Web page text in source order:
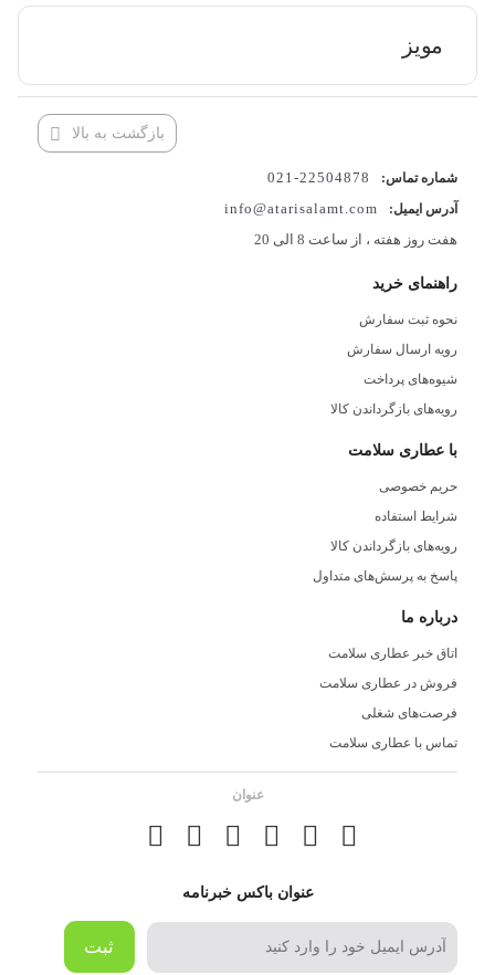
مویز
بازگشت به بالا
شماره تماس: 22504878-021
آدرس ایمیل:
info@atarisalamt.com
هفت روز هفته ، از ساعت 8 الی 20
راهنمای خرید
نحوه ثبت سفارش
رویه ارسال سفارش
شیوه‌های پرداخت
رویه‌های بازگرداندن کالا
با عطاری سلامت
حریم خصوصی
شرایط استفاده
رویه‌های بازگرداندن کالا
پاسخ به پرسش‌های متداول
درباره ما
اتاق خبر عطاری سلامت
فروش در عطاری سلامت
فرصت‌های شغلی
تماس با عطاری سلامت
عنوان
عنوان باکس خبرنامه
ثبت